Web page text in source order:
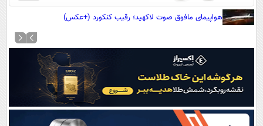
و
کردن
صفحه اول
آرشیو
نظرسنجی
آب و هوا
اوقات شرعی
هواپیمای مافوق صوت لاکهید؛ رقیب کنکورد (+عکس)